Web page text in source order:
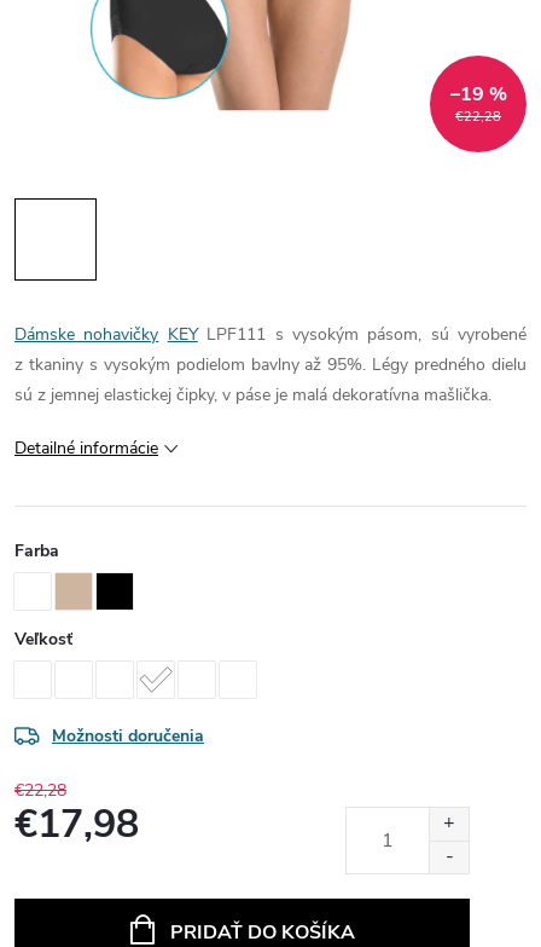
€22,28
–19 %
Dámske nohavičky KEYLPF111 s vysokým pásom, sú vyrobené
z tkaniny s vysokým podielom bavlny až 95%. Légy predného dielu
sú z jemnej elastickej čipky, v páse je malá dekoratívna mašlička.
Detailné informácie
Farba
Veľkosť
Možnosti doručenia
€22,28
€17,98
PRIDAŤ DO KOŠÍKA